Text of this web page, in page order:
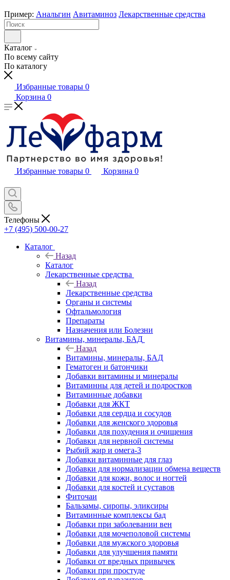
Пример: Анальгин Авитаминоз Лекарственные средства
Каталог
По всему сайту
По каталогу
Избранные товары 0
Корзина 0
Избранные товары 0 Корзина 0
Телефоны
+7 (495) 500-00-27
Каталог
Назад
Каталог
Лекарственные средства
Назад
Лекарственные средства
Органы и системы
Офтальмология
Препараты
Назначения или Болезни
Витамины, минералы, БАД
Назад
Витамины, минералы, БАД
Гематоген и батончики
Добавки витамины и минералы
Витаминны для детей и подростков
Витаминные добавки
Добавки для ЖКТ
Добавки для сердца и сосудов
Добавки для женского здоровья
Добавки для похудения и очищения
Добавки для нервной системы
Рыбий жир и омега-3
Добавки витаминные для глаз
Добавки для нормализации обмена веществ
Добавки для кожи, волос и ногтей
Добавки для костей и суставов
Фиточаи
Бальзамы, сиропы, эликсиры
Витаминные комплексы бад
Добавки при заболевании вен
Добавки для мочеполовой системы
Добавки для мужского здоровья
Добавки для улучшения памяти
Добавки от вредных привычек
Добавки при простуде